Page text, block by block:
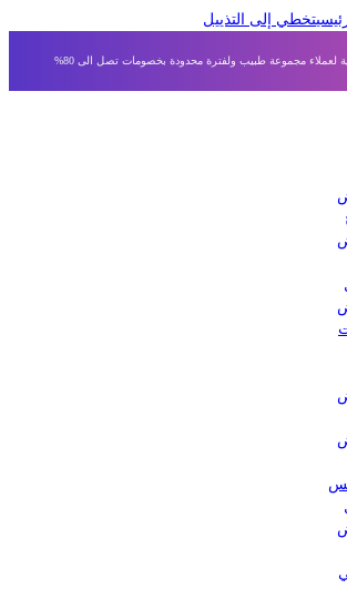
تخطي إلى التذييل
مجموعة طبيب ولفترة محدودة بخصومات تصل الى 80%